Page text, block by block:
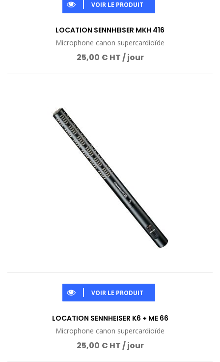
VOIR LE PRODUIT
LOCATION SENNHEISER MKH 416
Microphone canon supercardioïde
25,00 € HT / jour
VOIR LE PRODUIT
LOCATION SENNHEISER K6 + ME 66
Microphone canon supercardioïde
25,00 € HT / jour